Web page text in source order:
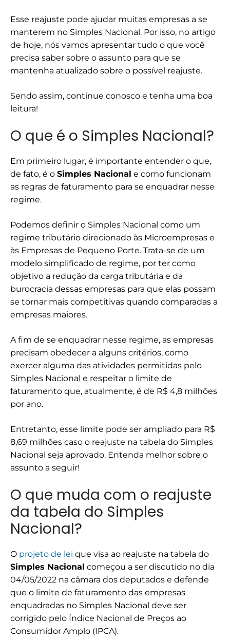
Esse reajuste pode ajudar muitas empresas a se
manterem no Simples Nacional. Por isso, no artigo
de hoje, nós vamos apresentar tudo o que você
precisa saber sobre o assunto para que se
mantenha atualizado sobre o possível reajuste.
Sendo assim, continue conosco e tenha uma boa
leitura!
O que é o Simples Nacional?
Em primeiro lugar, é importante entender o que,
de fato, é o Simples Nacional e como funcionam
as regras de faturamento para se enquadrar nesse
regime.
Podemos definir o Simples Nacional como um
regime tributário direcionado às Microempresas e
às Empresas de Pequeno Porte. Trata-se de um
modelo simplificado de regime, por ter como
objetivo a redução da carga tributária e da
burocracia dessas empresas para que elas possam
se tornar mais competitivas quando comparadas a
empresas maiores.
A fim de se enquadrar nesse regime, as empresas
precisam obedecer a alguns critérios, como
exercer alguma das atividades permitidas pelo
Simples Nacional e respeitar o limite de
faturamento que, atualmente, é de R$ 4,8 milhões
por ano.
Entretanto, esse limite pode ser ampliado para R$
8,69 milhões caso o reajuste na tabela do Simples
Nacional seja aprovado. Entenda melhor sobre o
assunto a seguir!
O que muda com o reajuste
da tabela do Simples
Nacional?
O projeto de lei que visa ao reajuste na tabela do
Simples Nacional começou a ser discutido no dia
04/05/2022 na câmara dos deputados e defende
que o limite de faturamento das empresas
enquadradas no Simples Nacional deve ser
corrigido pelo Índice Nacional de Preços ao
Consumidor Amplo (IPCA).